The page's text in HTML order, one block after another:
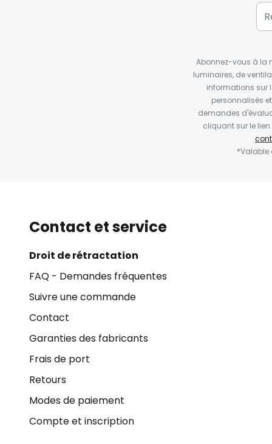
Abonnez-vous à la
luminaires, de
informations sur
personnalisés
demandes
cliquant sur le
*Valable
Contact et service
Droit de rétractation
FAQ - Demandes fréquentes
Suivre une commande
Contact
Garanties des fabricants
Frais de port
Retours
Modes de paiement
Compte et inscription